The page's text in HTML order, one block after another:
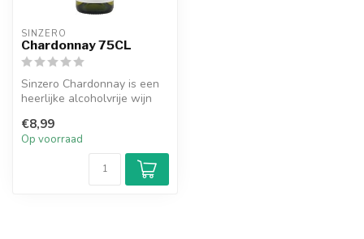
SINZERO
Chardonnay 75CL
Sinzero Chardonnay is een
heerlijke alcoholvrije wijn
€8,99
Op voorraad